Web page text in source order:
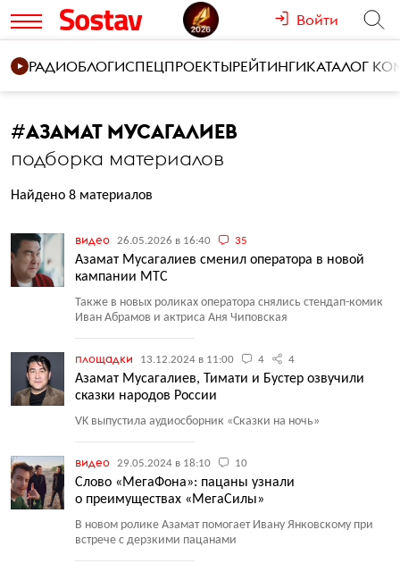
Войти
РАДИОБЛОГИСПЕЦПРОЕКТЫРЕЙТИНГИКАТАЛОГ
#АЗАМАТ МУСАГАЛИЕВ
подборка материалов
Найдено 8 материалов
видео 26.05.2026 в 16:40 35
Азамат Мусагалиев сменил оператора в новой
кампании МТС
Также в новых роликах оператора снялись стендап-комик
Иван Абрамов и актриса Аня Чиповская
площадки 13.12.2024 в 11:00 4 4
Азамат Мусагалиев, Тимати и Бустер озвучили
сказки народов России
VK выпустила аудиосборник «Сказки на ночь»
видео 29.05.2024 в 18:10 10
Слово «МегаФона»: пацаны узнали
о преимуществах «МегаСилы»
В новом ролике Азамат помогает Ивану Янковскому при
встрече с дерзкими пацанами